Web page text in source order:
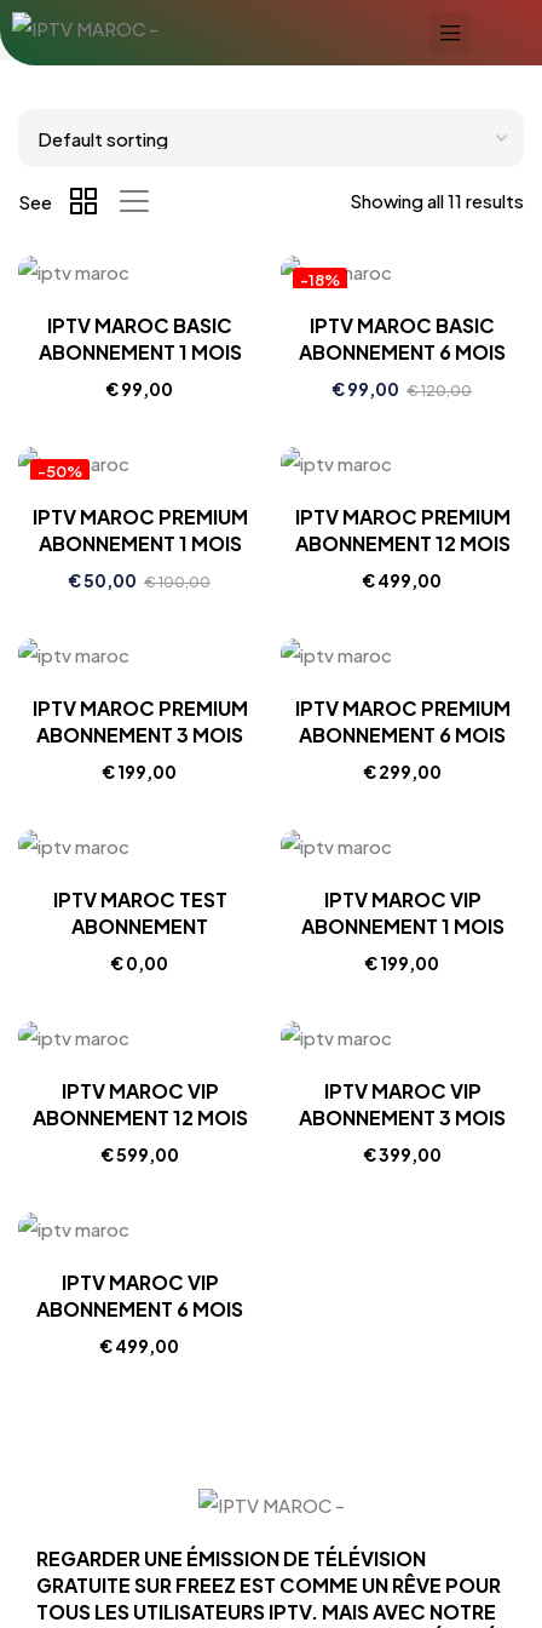
Showing all 11 results
See
IPTV MAROC BASIC
ABONNEMENT 1 MOIS
€99,00
-18%
IPTV MAROC BASIC
ABONNEMENT 6 MOIS
€99,00 €120,00
-50%
IPTV MAROC PREMIUM
ABONNEMENT 1 MOIS
€50,00 €100,00
IPTV MAROC PREMIUM
ABONNEMENT 12 MOIS
€499,00
IPTV MAROC PREMIUM
ABONNEMENT 3 MOIS
€199,00
IPTV MAROC PREMIUM
ABONNEMENT 6 MOIS
€299,00
IPTV MAROC TEST
ABONNEMENT
€0,00
IPTV MAROC VIP
ABONNEMENT 1 MOIS
€199,00
IPTV MAROC VIP
ABONNEMENT 12 MOIS
€599,00
IPTV MAROC VIP
ABONNEMENT 3 MOIS
€399,00
IPTV MAROC VIP
ABONNEMENT 6 MOIS
€499,00
REGARDER UNE ÉMISSION DE TÉLÉVISION
GRATUITE SUR FREEZ EST COMME UN RÊVE POUR
TOUS LES UTILISATEURS IPTV. MAIS AVEC NOTRE